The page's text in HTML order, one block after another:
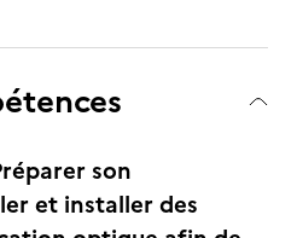
son
et installer des